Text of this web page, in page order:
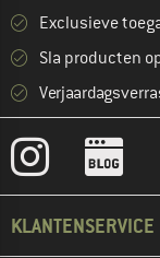
Exclusieve
Sla producten
KLANTENSERVICE